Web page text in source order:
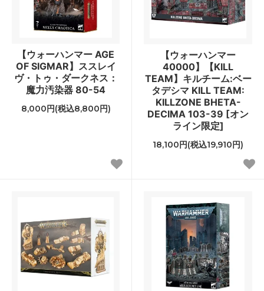
【ウォーハンマー AGE
OF SIGMAR】ススレイ
ヴ・トゥ・ダークネス：
魔力汚染器 80-54
8,000円(税込8,800円)
【ウォーハンマー
40000】【KILL
TEAM】キルチーム:ベー
タデシマ KILL TEAM:
KILLZONE BHETA-
DECIMA 103-39 [オン
ライン限定]
18,100円(税込19,910円)